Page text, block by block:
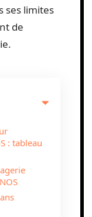
ses limites
de
: tableau